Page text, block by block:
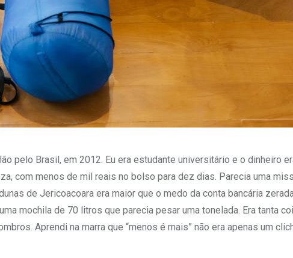
pelo Brasil, em 2012. Eu era estudante universitário e o dinheiro
com menos de mil reais no bolso para dez dias. Parecia uma
de Jericoacoara era maior que o medo da conta bancária
mochila de 70 litros que parecia pesar uma tonelada. Era tanta
Aprendi na marra que “menos é mais” não era apenas um